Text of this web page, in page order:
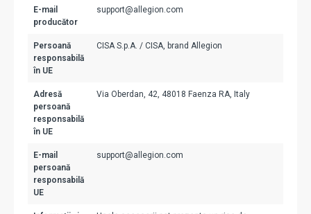
E-mail
producător
support@allegion.com
Persoană
responsabilă
în UE
CISA S.p.A. / CISA, brand Allegion
Adresă
persoană
responsabilă
în UE
Via Oberdan, 42, 48018 Faenza RA, Italy
E-mail
persoană
responsabilă
UE
support@allegion.com